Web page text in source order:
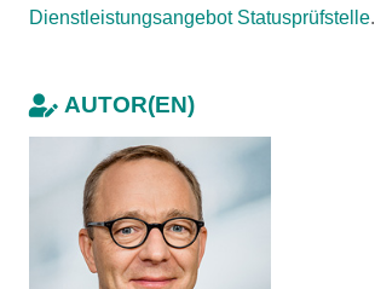
Dienstleistungsangebot Statusprüfstelle.
AUTOR(EN)